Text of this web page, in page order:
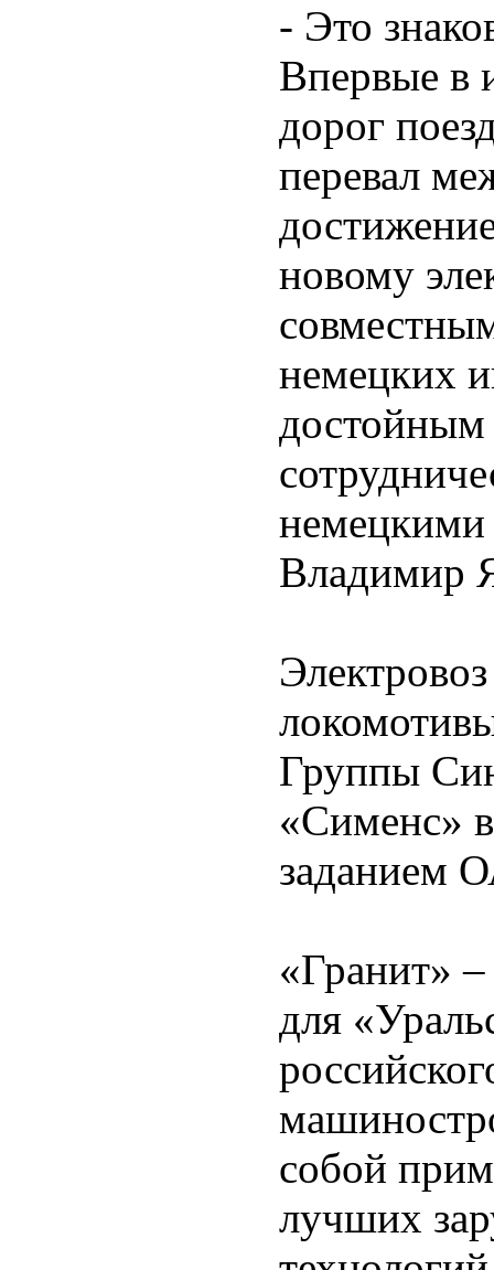
- Это
Впервые в
дорог
перевал
новому
немецких
достойным
немецкими
Владимир
Группы
«Сименс»
заданием
«Гранит»
для
собой
лучших